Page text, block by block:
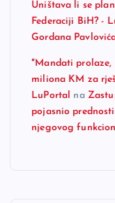
Uništava li se
Federaciji BiH? -
Gordana
"Mandati prolaze,
miliona KM za
LuPortal na
pojasnio
njegovog